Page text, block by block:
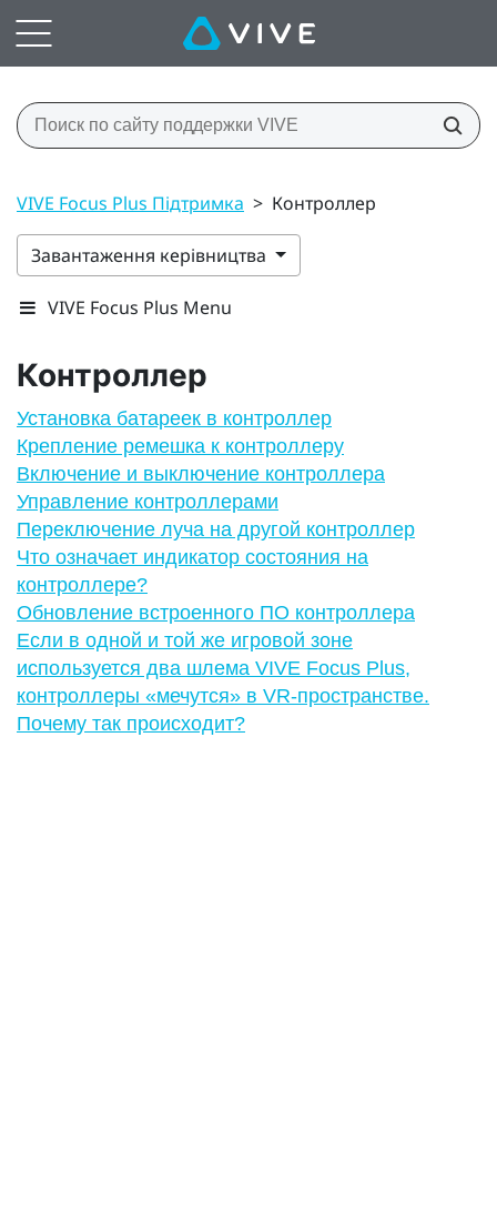
VIVE Focus Plus Підтримка > Контроллер
Завантаження керівництва
VIVE Focus Plus Menu
Контроллер
Установка батареек в контроллер
Крепление ремешка к контроллеру
Включение и выключение контроллера
Управление контроллерами
Переключение луча на другой контроллер
Что означает индикатор состояния на
контроллере?
Обновление встроенного ПО контроллера
Если в одной и той же игровой зоне
используется два шлема VIVE Focus Plus,
контроллеры «мечутся» в VR-пространстве.
Почему так происходит?